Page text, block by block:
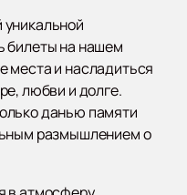
билеты на нашем
места и насладиться
любви и долге.
данью памяти
размышлением о